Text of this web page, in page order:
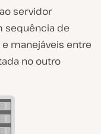
servidor
sequência de
manejáveis entre
no outro